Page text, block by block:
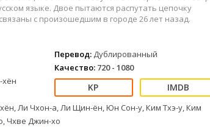
Детские
Спорт
Фантастика
Фэнтези
2022
Русские
СССР
Зарубежные
Фильмы из соцетей
языке. Двое пытаются распутать цепочку
с произошедшим в городе 26 лет назад.
Перевод: Дублированный
Качество: 720 - 1080
Ли Чхон-а, Ли Щин-ён, Юн Сон-у, Ким Тхэ-у, Ким
Чхве Джин-хо